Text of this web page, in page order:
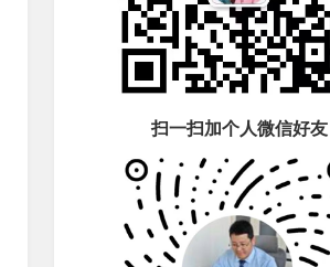
扫一扫加个人微信好友